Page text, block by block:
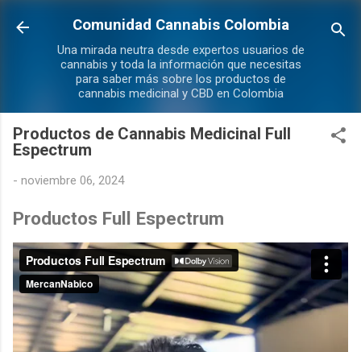
Ir al contenido principal
Comunidad Cannabis Colombia
Una mirada neutra desde expertos usuarios de
cannabis y toda la información que necesitas
para saber más sobre los productos de
cannabis medicinal y CBD en Colombia
Productos de Cannabis Medicinal Full
Espectrum
- noviembre 06, 2024
Productos Full Espectrum